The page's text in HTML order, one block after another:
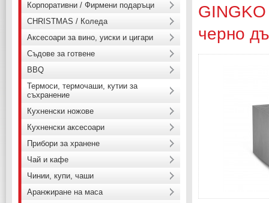
черно
Корпоративни / Фирмени подаръци
CHRISTMAS / Коледа
Аксесоари за вино, уиски и цигари
Съдове за готвене
BBQ
Термоси, термочаши, кутии за
съхранение
Кухненски ножове
Кухненски аксесоари
Прибори за хранене
Чай и кафе
Чинии, купи, чаши
Аранжиране на маса